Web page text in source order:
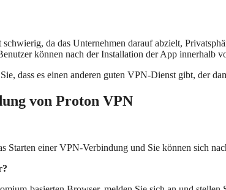
da das Unternehmen darauf abzielt,
können nach der Installation der App
dass es einen anderen guten VPN-Dienst gibt, der
von Proton VPN
Starten einer VPN-Verbindung und Sie können sich